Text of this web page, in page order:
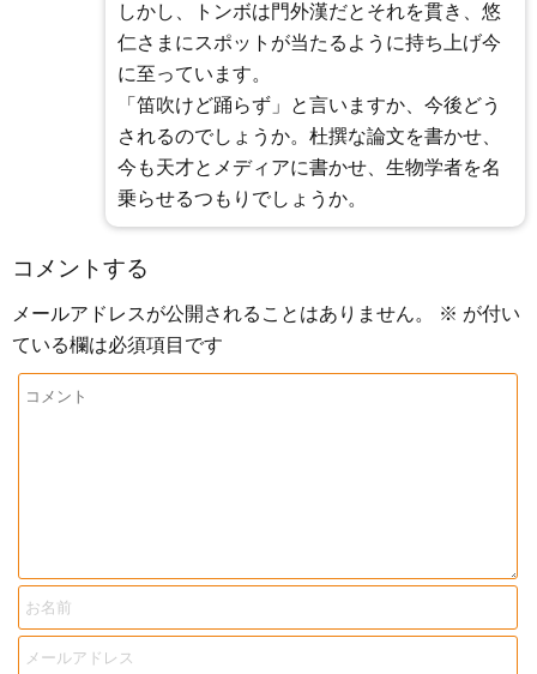
しかし、トンボは門外漢だとそれを貫き、悠
仁さまにスポットが当たるように持ち上げ今
に至っています。
「笛吹けど踊らず」と言いますか、今後どう
されるのでしょうか。杜撰な論文を書かせ、
今も天才とメディアに書かせ、生物学者を名
乗らせるつもりでしょうか。
コメントする
メールアドレスが公開されることはありません。 ※ が付い
ている欄は必須項目です